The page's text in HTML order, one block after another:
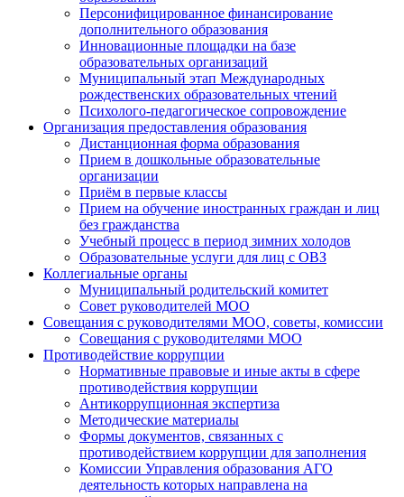
Персонифицированное финансирование
дополнительного образования
Инновационные площадки на базе
образовательных организаций
Муниципальный этап Международных
рождественских образовательных чтений
Психолого-педагогическое сопровождение
Организация предоставления образования
Дистанционная форма образования
Прием в дошкольные образовательные
организации
Приём в первые классы
Прием на обучение иностранных граждан и лиц
без гражданства
Учебный процесс в период зимних холодов
Образовательные услуги для лиц с ОВЗ
Коллегиальные органы
Муниципальный родительский комитет
Совет руководителей МОО
Совещания с руководителями МОО, советы, комиссии
Совещания с руководителями МОО
Противодействие коррупции
Нормативные правовые и иные акты в сфере
противодействия коррупции
Антикоррупционная экспертиза
Методические материалы
Формы документов, связанных с
противодействием коррупции для заполнения
Комиссии Управления образования АГО
деятельность которых направлена на